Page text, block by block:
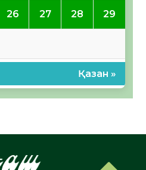
26 27 28 29
Қазан »